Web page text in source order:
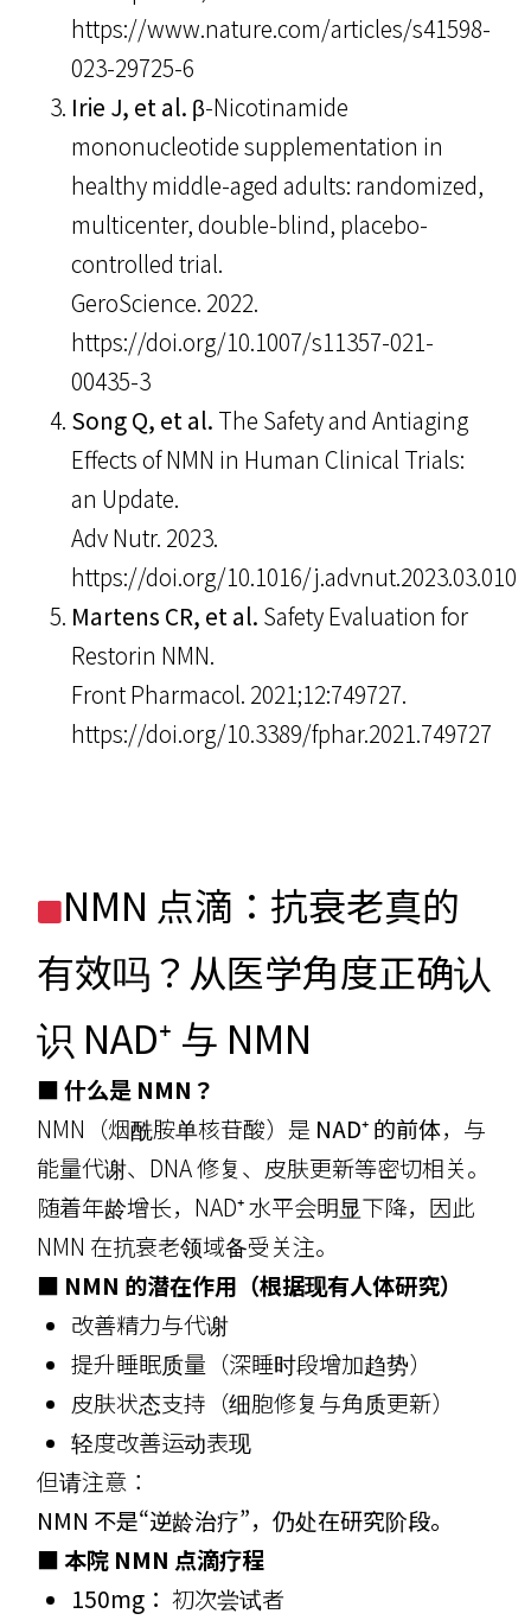
https://www.nature.com/articles/s41598-
023-29725-6
Irie J, et al. β-Nicotinamide
mononucleotide supplementation in
healthy middle-aged adults: randomized,
multicenter, double-blind, placebo-
controlled trial.
GeroScience. 2022.
https://doi.org/10.1007/s11357-021-
00435-3
Song Q, et al. The Safety and Antiaging
Effects of NMN in Human Clinical Trials:
an Update.
Adv Nutr. 2023.
https://doi.org/10.1016/j.advnut.2023.03.010
Martens CR, et al. Safety Evaluation for
Restorin NMN.
Front Pharmacol. 2021;12:749727.
https://doi.org/10.3389/fphar.2021.749727
NMN 点滴：抗衰老真的
有效吗？从医学角度正确认
识 NAD⁺ 与 NMN
■ 什么是 NMN？
NMN（烟酰胺单核苷酸）是 NAD⁺ 的前体，与
能量代谢、DNA 修复、皮肤更新等密切相关。
随着年龄增长，NAD⁺ 水平会明显下降，因此
NMN 在抗衰老领域备受关注。
■ NMN 的潜在作用（根据现有人体研究）
改善精力与代谢
提升睡眠质量（深睡时段增加趋势）
皮肤状态支持（细胞修复与角质更新）
轻度改善运动表现
但请注意：
NMN 不是“逆龄治疗”，仍处在研究阶段。
■ 本院 NMN 点滴疗程
150mg： 初次尝试者